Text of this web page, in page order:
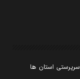
سرپرستی استان ها